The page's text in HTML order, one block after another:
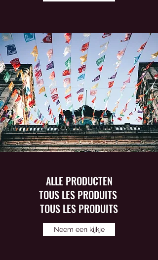
ALLE PRODUCTEN
TOUS LES PRODUITS
TOUS LES PRODUITS
Neem een kijkje